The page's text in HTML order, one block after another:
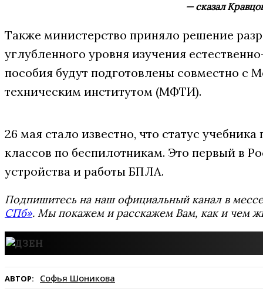
— сказал
Также министерство приняло решение
углубленного уровня изучения
пособия будут подготовлены совместно с
техническим институтом (МФТИ).
26 мая стало известно, что статус
классов по беспилотникам. Это первый в
устройства и работы БПЛА.
Подпишитесь на наш официальный канал в
СПб». Мы покажем и расскажем Вам, как и чем
АВТОР: Софья Шоникова